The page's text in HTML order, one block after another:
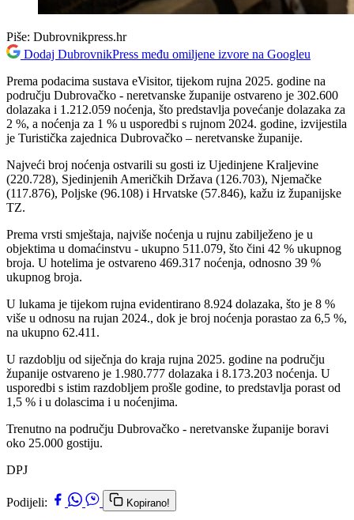
Piše: Dubrovnikpress.hr
Dodaj DubrovnikPress među omiljene izvore na Googleu
Prema podacima sustava eVisitor, tijekom rujna 2025. godine na
području Dubrovačko - neretvanske županije ostvareno je 302.600
dolazaka i 1.212.059 noćenja, što predstavlja povećanje dolazaka za
2 %, a noćenja za 1 % u usporedbi s rujnom 2024. godine, izvijestila
je Turistička zajednica Dubrovačko – neretvanske županije.
Najveći broj noćenja ostvarili su gosti iz Ujedinjene Kraljevine
(220.728), Sjedinjenih Američkih Država (126.703), Njemačke
(117.876), Poljske (96.108) i Hrvatske (57.846), kažu iz županijske
TZ.
Prema vrsti smještaja, najviše noćenja u rujnu zabilježeno je u
objektima u domaćinstvu - ukupno 511.079, što čini 42 % ukupnog
broja. U hotelima je ostvareno 469.317 noćenja, odnosno 39 %
ukupnog broja.
U lukama je tijekom rujna evidentirano 8.924 dolazaka, što je 8 %
više u odnosu na rujan 2024., dok je broj noćenja porastao za 6,5 %,
na ukupno 62.411.
U razdoblju od siječnja do kraja rujna 2025. godine na području
županije ostvareno je 1.980.777 dolazaka i 8.173.203 noćenja. U
usporedbi s istim razdobljem prošle godine, to predstavlja porast od
1,5 % i u dolascima i u noćenjima.
Trenutno na području Dubrovačko - neretvanske županije boravi
oko 25.000 gostiju.
DPJ
Podijeli: Kopirano!